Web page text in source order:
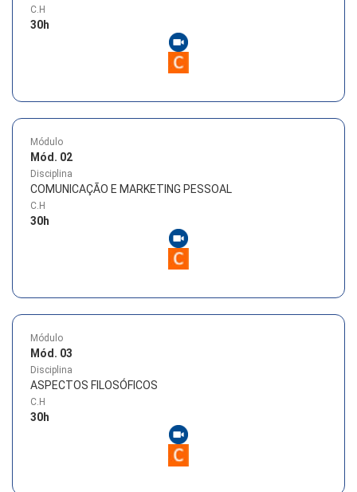
C.H
30h
Módulo
Mód. 02
Disciplina
COMUNICAÇÃO E MARKETING PESSOAL
C.H
30h
Módulo
Mód. 03
Disciplina
ASPECTOS FILOSÓFICOS
C.H
30h